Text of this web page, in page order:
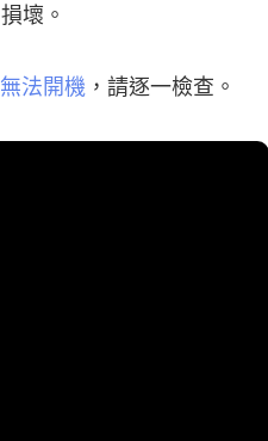
壞。
法開機 ，請逐一檢查。